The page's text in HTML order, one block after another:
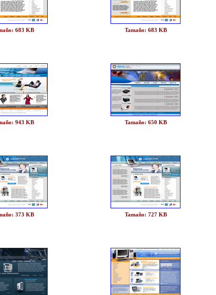
683 KB Tamaño: 683 KB
943 KB Tamaño: 650 KB
373 KB Tamaño: 727 KB